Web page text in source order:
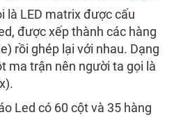
là LED matrix được cấu
được xếp thành các hàng
rồi ghép lại với nhau. Dạng
ma trận nên người ta gọi là
Led có 60 cột và 35 hàng